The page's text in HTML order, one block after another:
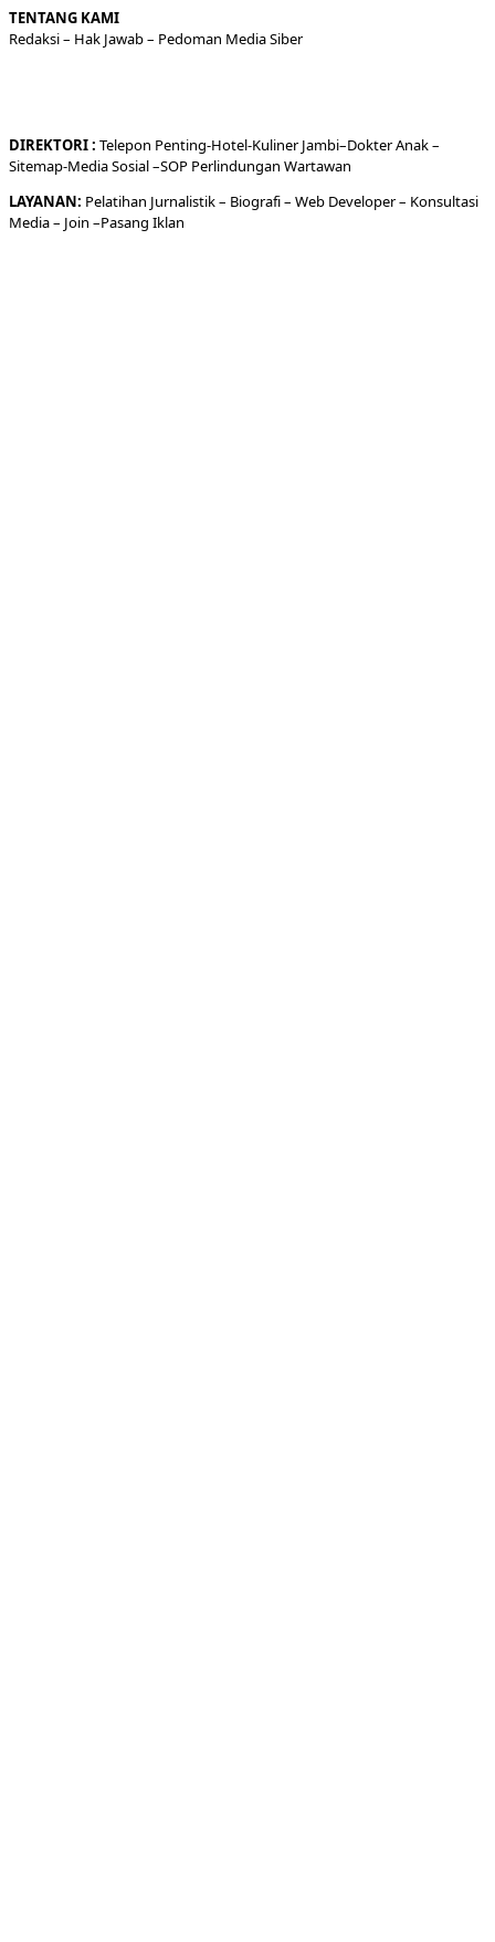
TENTANG KAMI
Redaksi– Hak Jawab – Pedoman Media Siber
DIREKTORI: Telepon Penting-Hotel-KulinerJambi–DokterAnak –
Sitemap-Media Sosial –SOP Perlindungan Wartawan
LAYANAN: Pelatihan Jurnalistik – Biografi– Web Developer– Konsultasi
Media– Join –Pasang Iklan